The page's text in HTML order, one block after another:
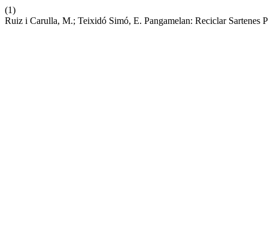
(1)
Ruiz i Carulla, M.; Teixidó Simó, E. Pangamelan: Reciclar Sartenes